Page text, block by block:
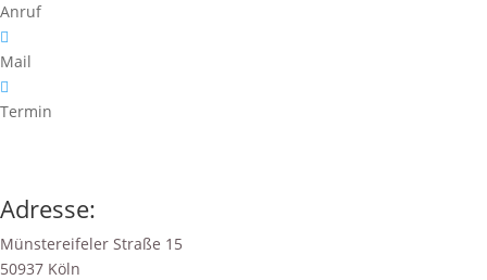
Anruf

Mail

Termin
Adresse:
Münstereifeler Straße 15
50937 Köln